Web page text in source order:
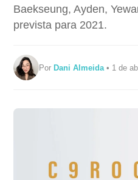
Baekseung, Ayden,
prevista para 2021.
PorDani Almeida • 1 de